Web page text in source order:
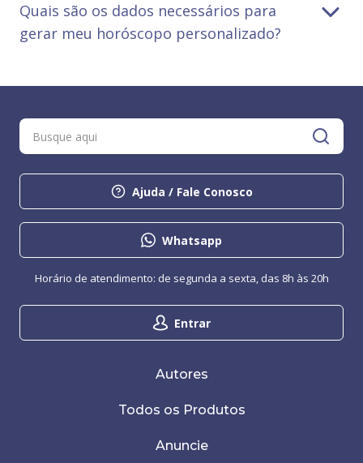
Quais são os dados necessários para
gerar meu horóscopo personalizado?
Ajuda / Fale Conosco
Whatsapp
Entrar
Horário de atendimento: de segunda a sexta, das 8h às 20h
Autores
Todos os Produtos
Anuncie